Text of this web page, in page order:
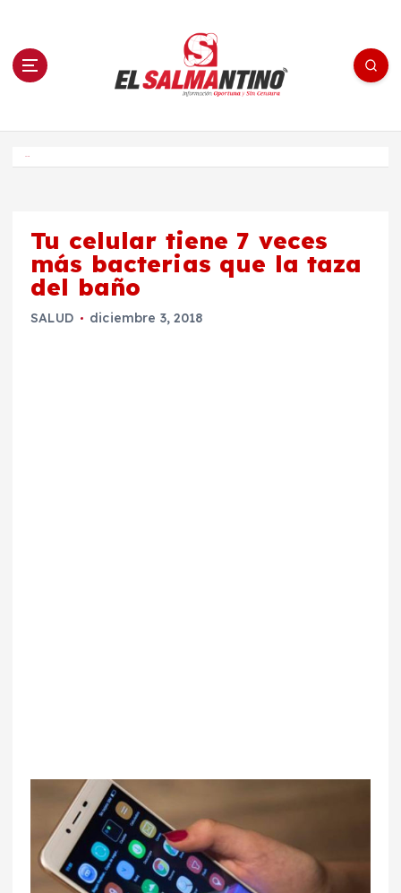
n El Salmantino - medios/noticias/editorial
Tu celular tiene 7 veces
más bacterias que la taza
del baño
SALUD diciembre 3, 2018